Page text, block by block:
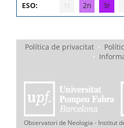
ESO:
1r 2n 3r
Política de privacitat ·
·
Observatori de Neologia - Institut